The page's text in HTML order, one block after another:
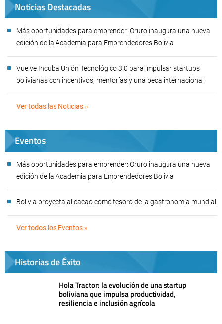
Noticias Destacadas
Más oportunidades para emprender: Oruro inaugura una nueva
edición de la Academia para Emprendedores Bolivia
Vuelve Incuba Unión Tecnológico 3.0 para impulsar startups
bolivianas con incentivos, mentorías y una beca internacional
Ver todas las Noticias »
Eventos
Más oportunidades para emprender: Oruro inaugura una nueva
edición de la Academia para Emprendedores Bolivia
Bolivia proyecta al cacao como tesoro de la gastronomía mundial
Ver todos los Eventos »
Historias de Éxito
Hola Tractor: la evolución de una startup
boliviana que impulsa productividad,
resiliencia e inclusión agrícola